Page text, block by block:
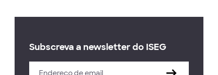
Subscreva a newsletter do ISEG